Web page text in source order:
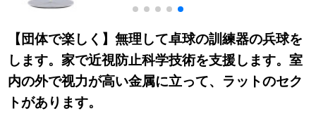
【団体で楽しく】無理して卓球の訓練器の兵球を
します。家で近視防止科学技術を支援します。室
内の外で视力が高い金属に立って、ラットのセク
トがあります。